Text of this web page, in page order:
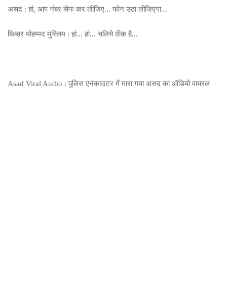
असद : हां, आप नंबर सेफ कर लीजिए... फोन उठा लीजिएगा...
बिल्डर मोहम्मद मुस्लिम : हां... हां... चलिये ठीक है...
Asad Viral Audio : पुलिस एनंकाउटर में मारा गया असद का ऑडियो वायरल